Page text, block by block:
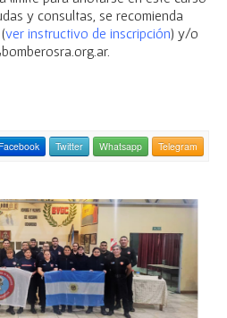
y consultas, se recomienda
(ver instructivo de inscripción) y/o
Facebook Twitter Whatsapp Telegram